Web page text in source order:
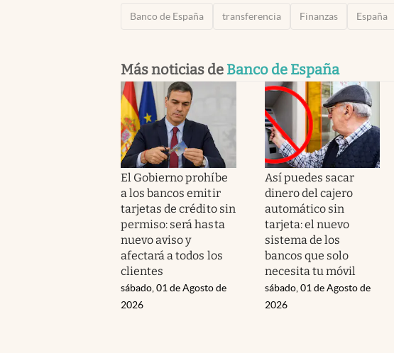
Banco de España transferencia Finanzas España
Más noticias de Banco de España
El Gobierno prohíbe
a los bancos emitir
tarjetas de crédito sin
permiso: será hasta
nuevo aviso y
afectará a todos los
clientes
sábado, 01 de Agosto de
2026
Así puedes sacar
dinero del cajero
automático sin
tarjeta: el nuevo
sistema de los
bancos que solo
necesita tu móvil
sábado, 01 de Agosto de
2026